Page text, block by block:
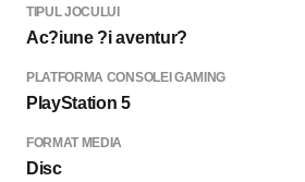
TIPUL JOCULUI
Ac?iune ?i aventur?
PLATFORMA CONSOLEI GAMING
PlayStation 5
FORMAT MEDIA
Disc